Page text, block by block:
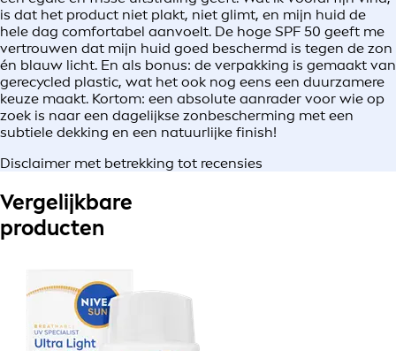
is dat het product niet plakt, niet glimt, en mijn huid de
hele dag comfortabel aanvoelt. De hoge SPF 50 geeft me
vertrouwen dat mijn huid goed beschermd is tegen de zon
én blauw licht. En als bonus: de verpakking is gemaakt van
gerecycled plastic, wat het ook nog eens een duurzamere
keuze maakt. Kortom: een absolute aanrader voor wie op
zoek is naar een dagelijkse zonbescherming met een
subtiele dekking en een natuurlijke finish!
Disclaimer met betrekking tot recensies
Vergelijkbare
producten